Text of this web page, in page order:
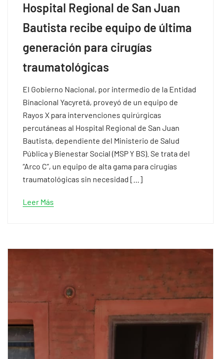
Hospital Regional de San Juan
Bautista recibe equipo de última
generación para cirugías
traumatológicas
El Gobierno Nacional, por intermedio de la Entidad
Binacional Yacyretá, proveyó de un equipo de
Rayos X para intervenciones quirúrgicas
percutáneas al Hospital Regional de San Juan
Bautista, dependiente del Ministerio de Salud
Pública y Bienestar Social (MSP Y BS). Se trata del
“Arco C”, un equipo de alta gama para cirugías
traumatológicas sin necesidad […]
Leer Más